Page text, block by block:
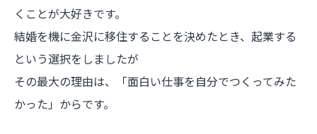
くことが大好きです。
結婚を機に金沢に移住することを決めたとき、起業する
という選択をしましたが
その最大の理由は、「面白い仕事を自分でつくってみた
かった」からです。